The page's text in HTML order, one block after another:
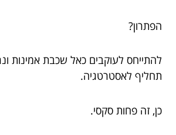
הפתרון?
להתייחס לעוקבים כאל שכבת אמינות
תחליף לאסטרטגיה.
כן, זה פחות סקסי.